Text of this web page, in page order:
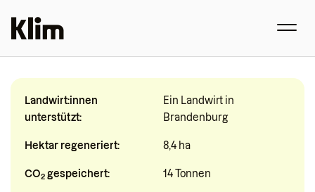
Landwirt:innen
unterstützt:
Ein Landwirt in
Brandenburg
Hektar regeneriert: 8,4 ha
CO2 gespeichert: 14 Tonnen